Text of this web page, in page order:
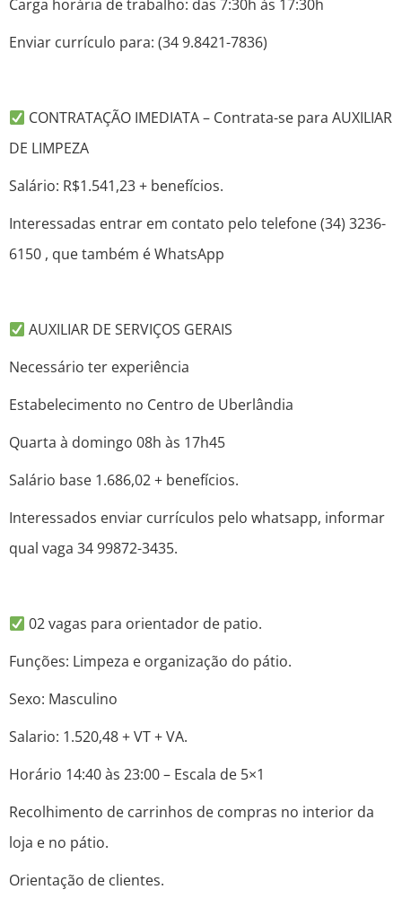
Carga horária de trabalho: das 7:30h às 17:30h
Enviar currículo para: (34 9.8421-7836)
CONTRATAÇÃO IMEDIATA – Contrata-se para AUXILIAR
DE LIMPEZA
Salário: R$1.541,23 + benefícios.
Interessadas entrar em contato pelo telefone (34) 3236-
6150 , que também é WhatsApp
AUXILIAR DE SERVIÇOS GERAIS
Necessário ter experiência
Estabelecimento no Centro de Uberlândia
Quarta à domingo 08h às 17h45
Salário base 1.686,02 + benefícios.
Interessados enviar currículos pelo whatsapp, informar
qual vaga 34 99872-3435.
02 vagas para orientador de patio.
Funções: Limpeza e organização do pátio.
Sexo: Masculino
Salario: 1.520,48 + VT + VA.
Horário 14:40 às 23:00 – Escala de 5×1
Recolhimento de carrinhos de compras no interior da
loja e no pátio.
Orientação de clientes.